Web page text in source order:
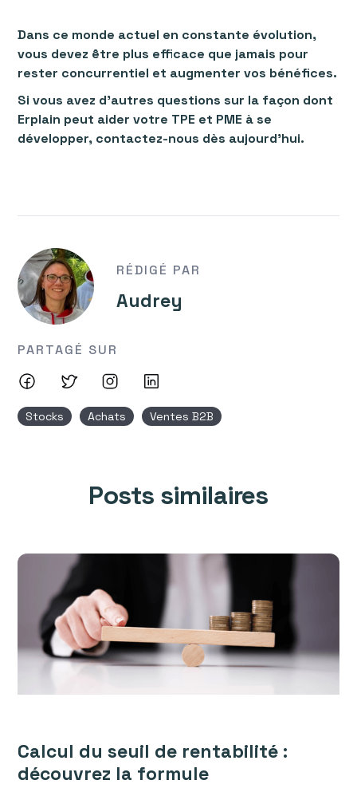
Dans ce monde actuel en constante évolution,
vous devez être plus efficace que jamais pour
rester concurrentiel et augmenter vos bénéfices.
Si vous avez d'autres questions sur la façon dont
Erplain peut aider votre TPE et PME à se
développer, contactez-nous dès aujourd'hui.
RÉDIGÉ PAR
Audrey
PARTAGÉ SUR
Stocks Achats Ventes B2B
Posts similaires
Calcul du seuil de rentabilité :
découvrez la formule